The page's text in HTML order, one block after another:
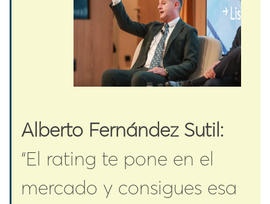
Alberto Fernández Sutil:
“El rating te pone en el
mercado y consigues esa